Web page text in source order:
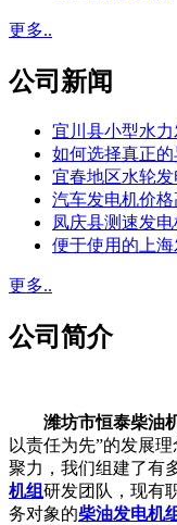
更多..
公司新闻
宜川县小型水
如何选择真正
宜春地区水轮
汽车发电机价
凤庆县测速发
便于使用的上海
更多..
公司简介
潍坊市恒泰柴油
以责任为先”的发展
聚力，我们组建了有
机组研发团队，现有
务对象的柴油发电机